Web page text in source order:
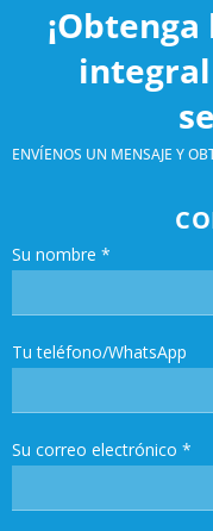
ENVÍENOS UN MENSAJE Y
Su nombre *
Tu teléfono/WhatsApp
Su correo electrónico *